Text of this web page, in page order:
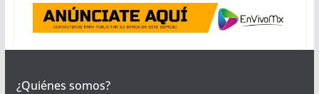
¿Quiénes somos?